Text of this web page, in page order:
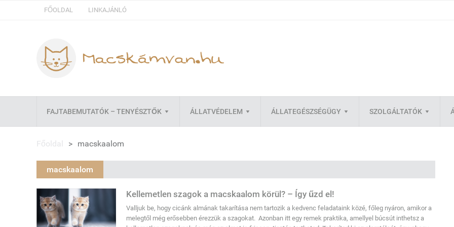
FŐOLDAL LINKAJÁNLÓ
FAJTABEMUTATÓK – TENYÉSZTŐK ÁLLATVÉDELEM ÁLLATEGÉSZSÉGÜGY SZOLGÁLTATÓK
Főoldal > macskaalom
macskaalom
Kellemetlen szagok a macskaalom körül? – Így űzd el!
Valljuk be, hogy cicánk almának takarítása nem tartozik a kedvenc feladataink közé, főleg nyáron, amikor a
melegtől még erősebben érezzük a szagokat. Azonban itt egy remek praktika, amellyel búcsút inthetsz a